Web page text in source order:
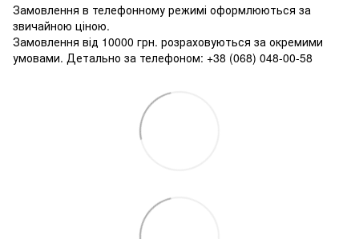
Замовлення в телефонному режимі оформлюються за
звичайною ціною.
Замовлення від 10000 грн. розраховуються за окремими
умовами. Детально за телефоном: +38 (068) 048-00-58